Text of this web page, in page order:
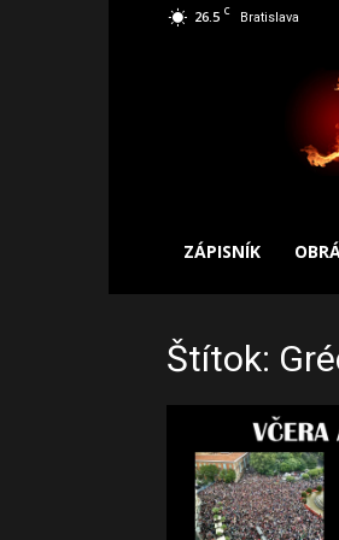
26.5 C Bratislava
SLOBODNÝ
ZÁPISNÍK
Štítok: